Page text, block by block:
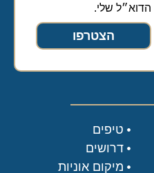
הדוא״ל שלי.
הצטרפו
טיפים
דרושים
מיקום אוניות